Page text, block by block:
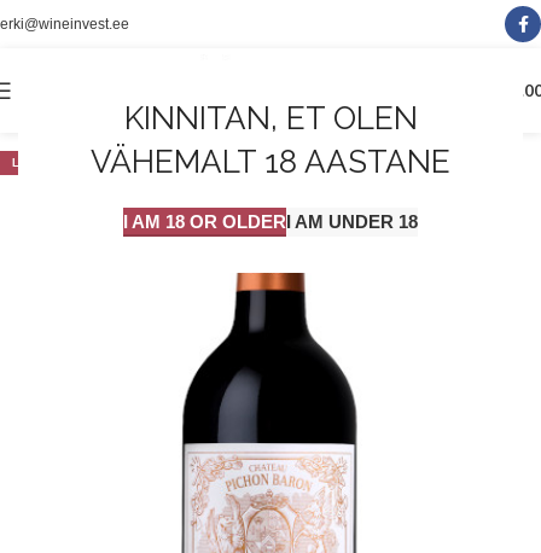
KINNITAN, ET OLEN
VÄHEMALT 18 AASTANE
I AM 18 OR OLDERI AM UNDER 18
erki@wineinvest.ee
LAOST OTSAS